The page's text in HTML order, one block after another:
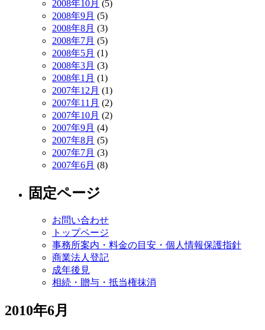
2008年10月 (5)
2008年9月 (5)
2008年8月 (3)
2008年7月 (5)
2008年5月 (1)
2008年3月 (3)
2008年1月 (1)
2007年12月 (1)
2007年11月 (2)
2007年10月 (2)
2007年9月 (4)
2007年8月 (5)
2007年7月 (3)
2007年6月 (8)
固定ページ
お問い合わせ
トップページ
事務所案内・料金の目安・個人情報保護指針
商業法人登記
成年後見
相続・贈与・抵当権抹消
2010年6月